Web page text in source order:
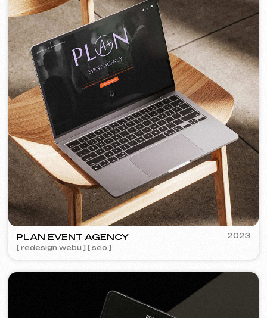
PORTOFINO
[ logo ] [ web ] [ seo ] [ jídelní lístek ]
2023
TOP TRAVEL COMPANY
[ logo ] [ web ] [ seo ] [ design ]